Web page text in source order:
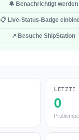
🔔 Benachrichtigt werden
📋 Live-Status-Badge
↗ Besuche ShipStation
LETZTE
0